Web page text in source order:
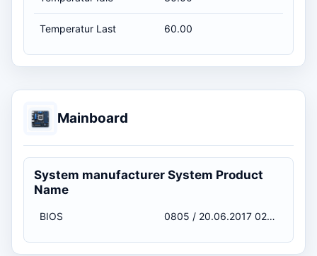
Temperatur Last 60.00
Mainboard
System manufacturer System Product
Name
BIOS 0805 / 20.06.2017 02:00:00